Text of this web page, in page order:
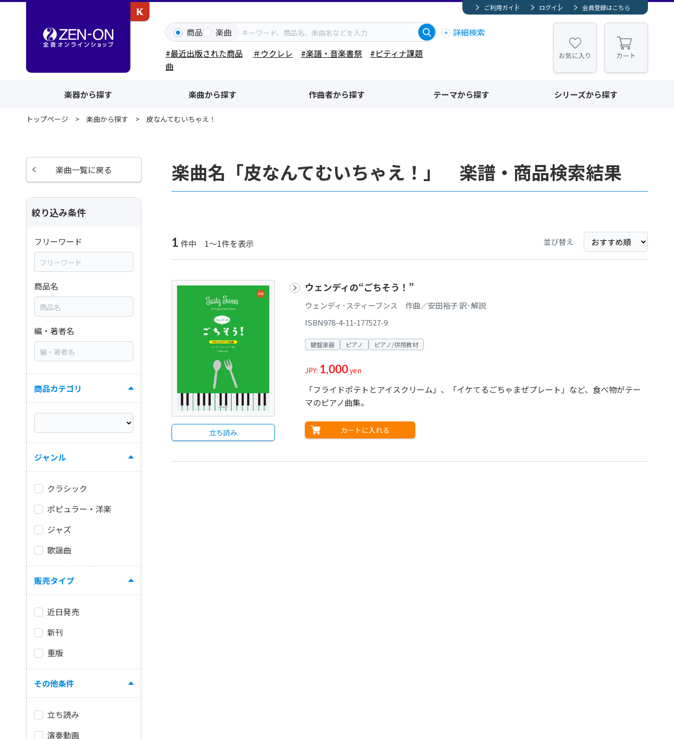
ご利用ガイド ログイン 会員登録はこちら
商品 楽曲
詳細検索
#最近出版された商品
＃ウクレレ #楽譜・音楽書祭
#ピティナ課題
曲
お気に入り カート
楽器から探す 楽曲から探す 作曲者から探す テーマから探す シリーズから探す
トップページ 楽曲から探す 皮なんてむいちゃえ！
楽曲名「皮なんてむいちゃえ！」 楽譜・商品検索結果
1 件中 1～1件を表示 並び替え
立ち読み
ウェンディの“ごちそう！”
ウェンディ･スティーブンス 作曲／安田裕子 訳･解説
ISBN978-4-11-177527-9
鍵盤楽器 ピアノ ピアノ/併用教材
JPY: 1,000yen
「フライドポテトとアイスクリーム」、「イケてるごちゃまぜプレート」など、食べ物がテー
マのピアノ曲集。
カートに入れる
楽曲一覧に戻る
絞り込み条件
フリーワード
商品名
編・著者名
商品カテゴリ
ジャンル
クラシック
ポピュラー・洋楽
ジャズ
歌謡曲
販売タイプ
近日発売
新刊
重版
その他条件
立ち読み
演奏動画